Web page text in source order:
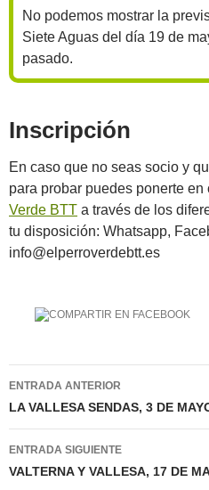
No podemos mostrar la
Siete Aguas del día 19 de
pasado.
Inscripción
En caso que no seas socio y
para probar puedes ponerte
Verde BTT a través de los
tu disposición: Whatsapp,
info@elperroverdebtt.es
Navegación
de
entradas
ENTRADA ANTERIOR
LA VALLESA SENDAS, 3 DE
ENTRADA SIGUIENTE
VALTERNA Y VALLESA, 17 DE